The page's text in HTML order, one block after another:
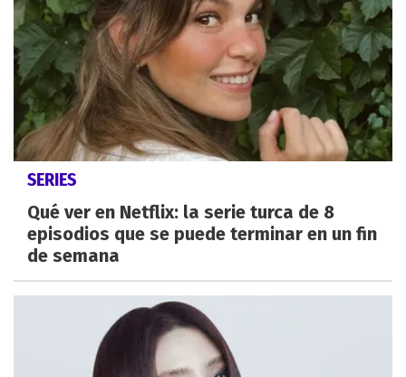
SERIES
Qué ver en Netflix: la serie turca de 8
episodios que se puede terminar en un fin
de semana